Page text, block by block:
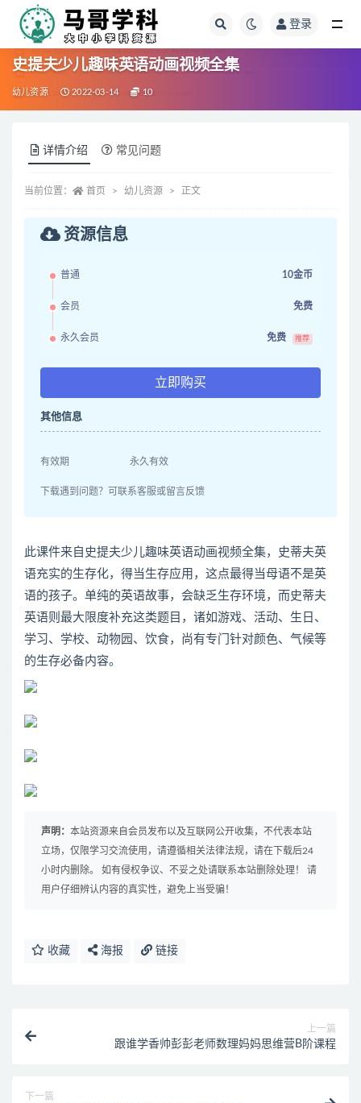
登录
史提夫少儿趣味英语动画视频全集
幼儿资源 2022-03-14 10
详情介绍 常见问题
当前位置： 首页 幼儿资源 正文
资源信息
普通 10金币
会员 免费
永久会员 免费 推荐
立即购买
其他信息
有效期 永久有效
下载遇到问题？可联系客服或留言反馈
此课件来自史提夫少儿趣味英语动画视频全集，史蒂夫英
语充实的生存化，得当生存应用，这点最得当母语不是英
语的孩子。单纯的英语故事，会缺乏生存环境，而史蒂夫
英语则最大限度补充这类题目，诸如游戏、活动、生日、
学习、学校、动物园、饮食，尚有专门针对颜色、气候等
的生存必备内容。
声明： 本站资源来自会员发布以及互联网公开收集，不代表本站
立场，仅限学习交流使用，请遵循相关法律法规，请在下载后24
小时内删除。 如有侵权争议、不妥之处请联系本站删除处理！ 请
用户仔细辨认内容的真实性，避免上当受骗！
收藏 海报 链接
上一篇
跟谁学香帅彭彭老师数理妈妈思维营B阶课程
下一篇
全部